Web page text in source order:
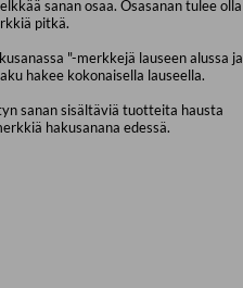
sanan osaa. Osasanan tulee olla
pitkä.
"-merkkejä lauseen alussa ja
hakee kokonaisella lauseella.
sanan sisältäviä tuotteita hausta
hakusanana edessä.